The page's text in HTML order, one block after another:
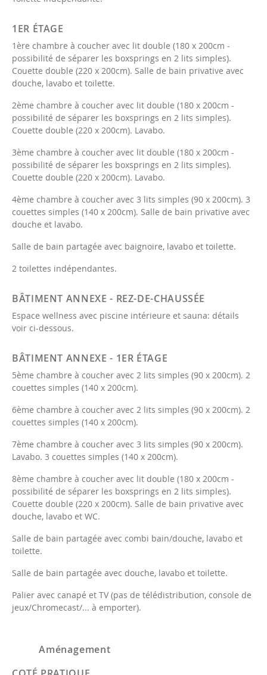
1ER ÉTAGE
1ère chambre à coucher avec lit double (180 x 200cm -
possibilité de séparer les boxsprings en 2 lits simples).
Couette double (220 x 200cm). Salle de bain privative avec
douche, lavabo et toilette.
2ème chambre à coucher avec lit double (180 x 200cm -
possibilité de séparer les boxsprings en 2 lits simples).
Couette double (220 x 200cm). Lavabo.
3ème chambre à coucher avec lit double (180 x 200cm -
possibilité de séparer les boxsprings en 2 lits simples).
Couette double (220 x 200cm). Lavabo.
4ème chambre à coucher avec 3 lits simples (90 x 200cm). 3
couettes simples (140 x 200cm). Salle de bain privative avec
douche et lavabo.
Salle de bain partagée avec baignoire, lavabo et toilette.
2 toilettes indépendantes.
BÂTIMENT ANNEXE - REZ-DE-CHAUSSÉE
Espace wellness avec piscine intérieure et sauna: détails
voir ci-dessous.
BÂTIMENT ANNEXE - 1ER ÉTAGE
5ème chambre à coucher avec 2 lits simples (90 x 200cm). 2
couettes simples (140 x 200cm).
6ème chambre à coucher avec 2 lits simples (90 x 200cm). 2
couettes simples (140 x 200cm).
7ème chambre à coucher avec 3 lits simples (90 x 200cm).
Lavabo. 3 couettes simples (140 x 200cm).
8ème chambre à coucher avec lit double (180 x 200cm -
possibilité de séparer les boxsprings en 2 lits simples).
Couette double (220 x 200cm). Salle de bain privative avec
douche, lavabo et WC.
Salle de bain partagée avec combi bain/douche, lavabo et
toilette.
Salle de bain partagée avec douche, lavabo et toilette.
Palier avec canapé et TV (pas de télédistribution, console de
jeux/Chromecast/... à emporter).
Aménagement